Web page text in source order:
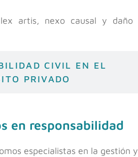
CIVIL EN EL
PRIVADO
artis, nexo causal y daño
en responsabilidad
especialistas en la gestión y